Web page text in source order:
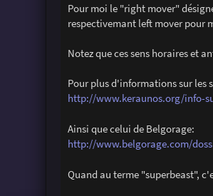
e
Pour moi le "right mover"
respectivemant left mover pour
Notez que ces sens horaires et
Pour plus d'informations sur les
http://www.keraunos.org/info-
Ainsi que celui de Belgorage:
http://www.belgorage.com/
Quand au terme "superbeast",